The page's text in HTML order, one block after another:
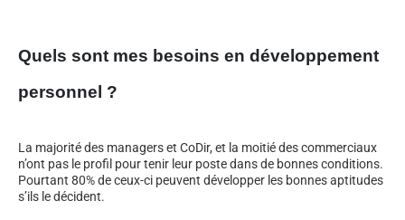
Quels sont mes besoins en développement
personnel ?
La majorité des managers et CoDir, et la moitié des commerciaux
n’ont pas le profil pour tenir leur poste dans de bonnes conditions.
Pourtant 80% de ceux-ci peuvent développer les bonnes aptitudes
s’ils le décident.